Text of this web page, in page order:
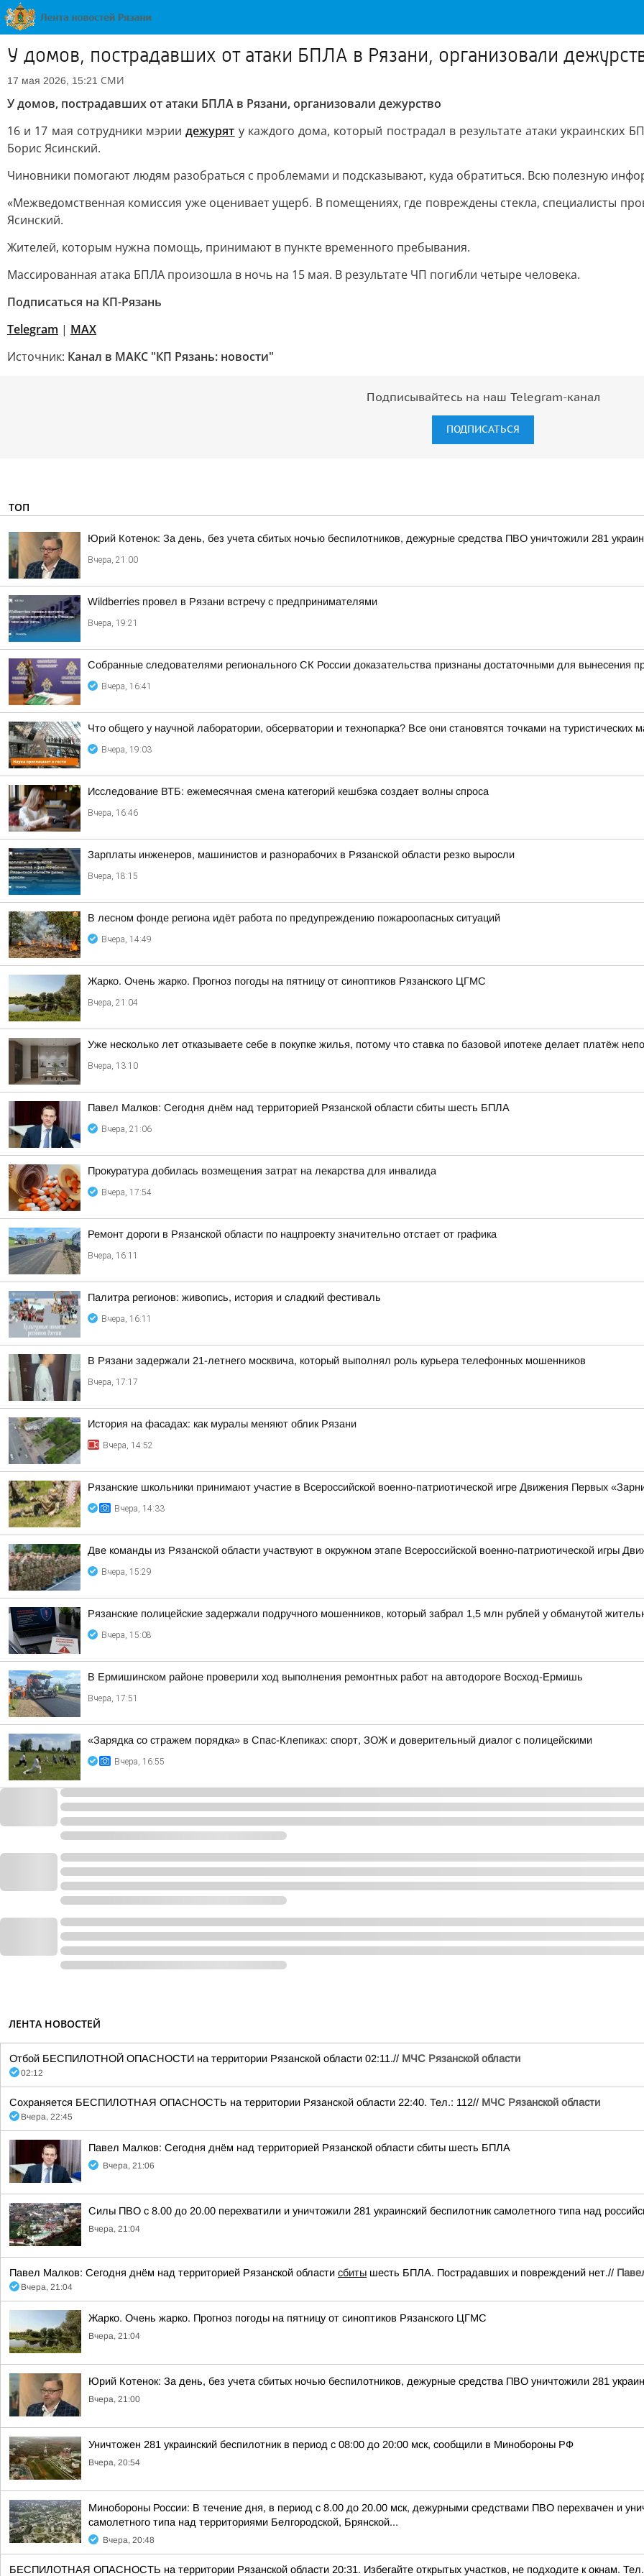
У домов, пострадавших от атаки БПЛА в Рязани, организовали
17 мая 2026, 15:21 СМИ
У домов, пострадавших от атаки БПЛА в Рязани, организовали дежурство
16 и 17 мая сотрудники мэриидежурят у каждого дома, который пострадал в результате атаки
Борис Ясинский.
Чиновники помогают людям разобраться с проблемами и подсказывают, куда обратиться. Всю полезную
«Межведомственная комиссия уже оценивает ущерб. В помещениях, где повреждены стекла, специалисты
Ясинский.
Жителей, которым нужна помощь, принимают в пункте временного пребывания.
Массированная атака БПЛА произошла в ночь на 15 мая. В результате ЧП погибли четыре человека.
Подписаться на КП-Рязань
Telegram | МАХ
Источник: Канал в МАКС "КП Рязань: новости"
Подписывайтесь на наш Telegram-канал
ПОДПИСАТЬСЯ
ТОП
Юрий Котенок: За день, без учета сбитых ночью беспилотников, дежурные средства ПВО уничтожили 281
Вчера, 21:00
Wildberries провел в Рязани встречу с предпринимателями
Вчера, 19:21
Собранные следователями регионального СК России доказательства признаны достаточными для вынесения
Вчера, 16:41
Что общего у научной лаборатории, обсерватории и технопарка? Все они становятся точками на туристических
Вчера, 19:03
Исследование ВТБ: ежемесячная смена категорий кешбэка создает волны спроса
Вчера, 16:46
Зарплаты инженеров, машинистов и разнорабочих в Рязанской области резко выросли
Вчера, 18:15
В лесном фонде региона идёт работа по предупреждению пожароопасных ситуаций
Вчера, 14:49
Жарко. Очень жарко. Прогноз погоды на пятницу от синоптиков Рязанского ЦГМС
Вчера, 21:04
Уже несколько лет отказываете себе в покупке жилья, потому что ставка по базовой ипотеке делает платёж
Вчера, 13:10
Павел Малков: Сегодня днём над территорией Рязанской области сбиты шесть БПЛА
Вчера, 21:06
Прокуратура добилась возмещения затрат на лекарства для инвалида
Вчера, 17:54
Ремонт дороги в Рязанской области по нацпроекту значительно отстает от графика
Вчера, 16:11
Палитра регионов: живопись, история и сладкий фестиваль
Вчера, 16:11
В Рязани задержали 21-летнего москвича, который выполнял роль курьера телефонных мошенников
Вчера, 17:17
История на фасадах: как муралы меняют облик Рязани
Вчера, 14:52
Рязанские школьники принимают участие в Всероссийской военно-патриотической игре Движения Первых
Вчера, 14:33
Две команды из Рязанской области участвуют в окружном этапе Всероссийской военно-патриотической игры
Вчера, 15:29
Рязанские полицейские задержали подручного мошенников, который забрал 1,5 млн рублей у обманутой
Вчера, 15:08
В Ермишинском районе проверили ход выполнения ремонтных работ на автодороге Восход-Ермишь
Вчера, 17:51
«Зарядка со стражем порядка» в Спас-Клепиках: спорт, ЗОЖ и доверительный диалог с полицейскими
Вчера, 16:55
ЛЕНТА НОВОСТЕЙ
Отбой БЕСПИЛОТНОЙ ОПАСНОСТИ на территории Рязанской области 02:11.// МЧС Рязанской области
02:12
Сохраняется БЕСПИЛОТНАЯ ОПАСНОСТЬ на территории Рязанской области 22:40. Тел.: 112// МЧС Рязанской области
Вчера, 22:45
Павел Малков: Сегодня днём над территорией Рязанской области сбиты шесть БПЛА
Вчера, 21:06
Силы ПВО с 8.00 до 20.00 перехватили и уничтожили 281 украинский беспилотник самолетного типа над
Вчера, 21:04
Павел Малков: Сегодня днём над территорией Рязанской области сбиты шесть БПЛА. Пострадавших и повреждений нет.//
Вчера, 21:04
Жарко. Очень жарко. Прогноз погоды на пятницу от синоптиков Рязанского ЦГМС
Вчера, 21:04
Юрий Котенок: За день, без учета сбитых ночью беспилотников, дежурные средства ПВО уничтожили 281
Вчера, 21:00
Уничтожен 281 украинский беспилотник в период с 08:00 до 20:00 мск, сообщили в Минобороны РФ
Вчера, 20:54
Минобороны России: В течение дня, в период с 8.00 до 20.00 мск, дежурными средствами ПВО перехвачен и
самолетного типа над территориями Белгородской, Брянской...
Вчера, 20:48
БЕСПИЛОТНАЯ ОПАСНОСТЬ на территории Рязанской области 20:31. Избегайте открытых участков, не подходите к окнам.